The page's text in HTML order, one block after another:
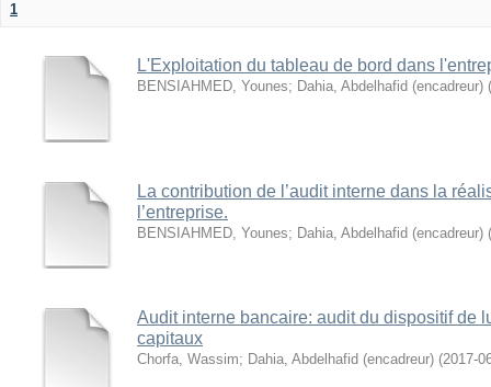
1
L'Exploitation du tableau de bord dans
BENSIAHMED, Younes; Dahia, Abdelhafid (encadreur) (
La contribution de l’audit interne dans la
l’entreprise.
BENSIAHMED, Younes; Dahia, Abdelhafid (encadreur) (
Audit interne bancaire: audit du dispositif de
capitaux
Chorfa, Wassim; Dahia, Abdelhafid (encadreur) (2017-